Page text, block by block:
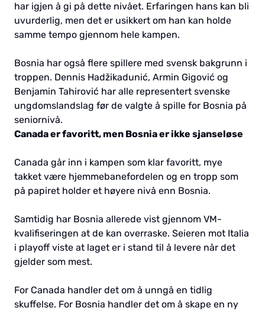
har igjen å gi på dette nivået. Erfaringen hans kan bli
uvurderlig, men det er usikkert om han kan holde
samme tempo gjennom hele kampen.
Bosnia har også flere spillere med svensk bakgrunn i
troppen. Dennis Hadžikadunić, Armin Gigović og
Benjamin Tahirović har alle representert svenske
ungdomslandslag før de valgte å spille for Bosnia på
seniornivå.
Canada er favoritt, men Bosnia er ikke sjanseløse
Canada går inn i kampen som klar favoritt, mye
takket være hjemmebanefordelen og en tropp som
på papiret holder et høyere nivå enn Bosnia.
Samtidig har Bosnia allerede vist gjennom VM-
kvalifiseringen at de kan overraske. Seieren mot Italia
i playoff viste at laget er i stand til å levere når det
gjelder som mest.
For Canada handler det om å unngå en tidlig
skuffelse. For Bosnia handler det om å skape en ny